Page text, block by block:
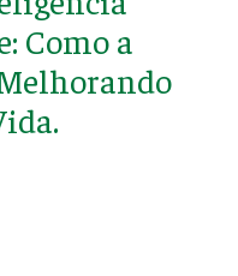
Como a